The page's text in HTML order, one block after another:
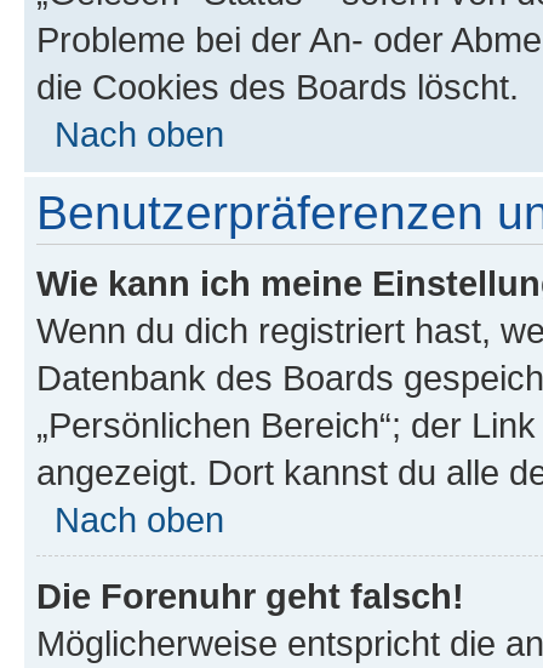
Probleme bei der An- oder
die Cookies des Boards löscht.
Nach oben
Benutzerpräferenzen
Wie kann ich meine
Wenn du dich registriert hast,
Datenbank des Boards
„Persönlichen Bereich“; der
angezeigt. Dort kannst du alle
Nach oben
Die Forenuhr geht falsch!
Möglicherweise entspricht die